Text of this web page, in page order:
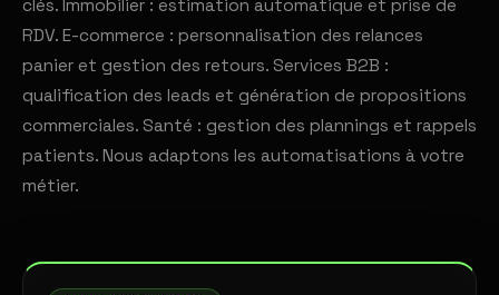
clés. Immobilier : estimation automatique et prise de
RDV. E-commerce : personnalisation des relances
panier et gestion des retours. Services B2B :
qualification des leads et génération de propositions
commerciales. Santé : gestion des plannings et rappels
patients. Nous adaptons les automatisations à votre
métier.